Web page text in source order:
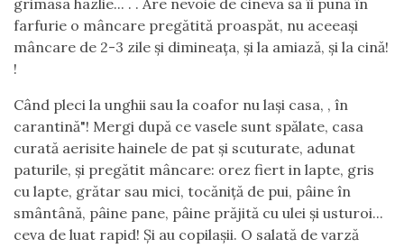
grimasa hazlie... . . Are nevoie de cineva să îi pună în
farfurie o mâncare pregătită proaspăt, nu aceeași
mâncare de 2-3 zile și dimineața, și la amiază, și la cină!
!
Când pleci la unghii sau la coafor nu lași casa, , în
carantină"! Mergi după ce vasele sunt spălate, casa
curată aerisite hainele de pat și scuturate, adunat
paturile, și pregătit mâncare: orez fiert in lapte, gris
cu lapte, grătar sau mici, tocăniță de pui, pâine în
smântână, pâine pane, pâine prăjită cu ulei și usturoi...
ceva de luat rapid! Și au copilașii. O salată de varză